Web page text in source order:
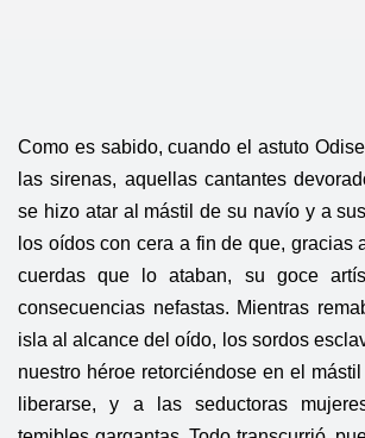
Como es sabido, cuando el astuto
las sirenas, aquellas cantantes
se hizo atar al mástil de su navío y a
los oídos con cera a fin de que, gracias
cuerdas que lo ataban, su goce
consecuencias nefastas. Mientras
isla al alcance del oído, los sordos
nuestro héroe retorciéndose en el
liberarse, y a las seductoras